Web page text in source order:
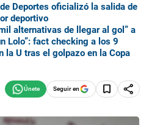
Deportes oficializó la salida de
deportivo
alternativas de llegar al gol” a
Lolo”: fact checking a los 9
la U tras el golpazo en la Copa
Seguir en